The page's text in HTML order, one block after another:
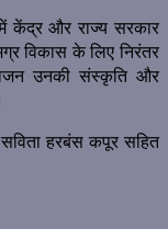
केंद्र और राज्य सरकार
विकास के लिए निरंतर
उनकी संस्कृति और
हरबंस कपूर सहित